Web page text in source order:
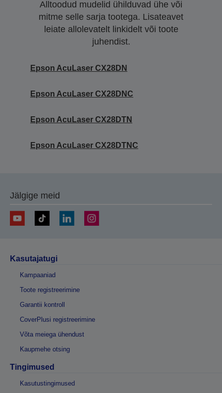
Alltoodud mudelid ühilduvad ühe või
mitme selle sarja tootega. Lisateavet
leiate allolevatelt linkidelt või toote
juhendist.
Epson AcuLaser CX28DN
Epson AcuLaser CX28DNC
Epson AcuLaser CX28DTN
Epson AcuLaser CX28DTNC
Jälgige meid
Kasutajatugi
Kampaaniad
Toote registreerimine
Garantii kontroll
CoverPlusi registreerimine
Võta meiega ühendust
Kaupmehe otsing
Tingimused
Kasutustingimused